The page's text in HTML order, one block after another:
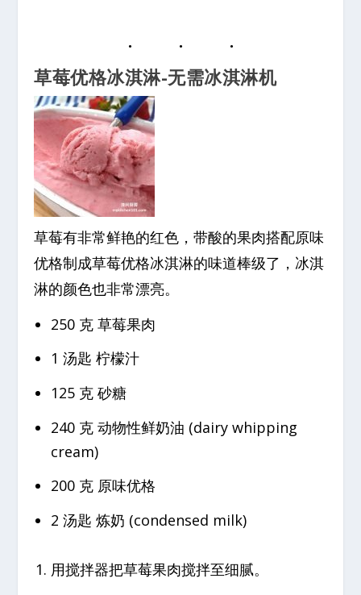
草莓优格冰淇淋-无需冰淇淋机
草莓有非常鲜艳的红色，带酸的果肉搭配原味
优格制成草莓优格冰淇淋的味道棒级了，冰淇
淋的颜色也非常漂亮。
250 克 草莓果肉
1 汤匙 柠檬汁
125 克 砂糖
240 克 动物性鲜奶油 (dairy whipping
cream)
200 克 原味优格
2 汤匙 炼奶 (condensed milk)
用搅拌器把草莓果肉搅拌至细腻。